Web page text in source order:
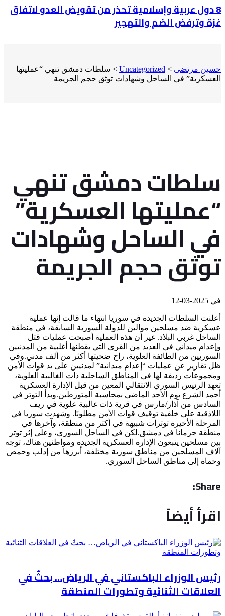
8 دول عربية وإسلامية تحذر من تقويض العدو لاتفاق
غزة وترفض الضم والتهجير
حسين مرتضى >
Uncategorized
> سلطات دمشق تنهي “عمليتها
العسكرية” في الساحل وشهادات توثق حجم الجريمة
سلطات دمشق تنهي
“عمليتها العسكرية”
في الساحل وشهادات
توثق حجم الجريمة
في
أعلنت السلطات الجديدة في سوريا انتهاء ما قالت إنها عملية
عسكرية ضد مسلحين موالين للدولة السورية السابقة، في منطقة
الساحل غربي البلاد. غير أن هذه العملية أصبحت عمليات قتل
وإعدام ميداني في العديد من القرى التي يقطنها أغلبية من المدنيين
السوريين من الطائفة العلوية، راح ضحيتها أكثر من ألف مدني.وفي
ظل تقارير عن عمليات “إعدام ميدانية” لمدنيين على يد قوات الأمن
ومجموعات رديفة لها في المناطق الساحلية ذات الغالبية العلوية،
تعهد الرئيس السوري الانتقالي المعين من قبل الإدارة العسكرية
أحمد الشرع يوم الأحد الماضي بمحاسبة المتورطين.وبدأ التوتر في
السادس من آذار/مارس في قرية ذات غالبية علوية في ريف
اللاذقية على خلفية توقيف قوات الأمن مطلوبًا. وشهدت سوريا في
المرحلة الأخيرة توترات شبيهة في أكثر من منطقة، وآخرها في
منطقة جرمانا في دمشق.لكن في الساحل السوري، وعلى إثر توتر
بين مسلحين يتبعون الإدارة العسكرية الجديدة ومواطنين هناك، توجه
آلاف المسلحين من مناطق سورية مختلفة، أبرزها من إدلب وحمص
وحماة إلى مناطق الساحل السوري.
Share:
اقرأ أيضاً
رئيس الوزراء الباكستاني في الرياض… بحثٌ في
العلاقات الثنائية وتطورات المنطقة